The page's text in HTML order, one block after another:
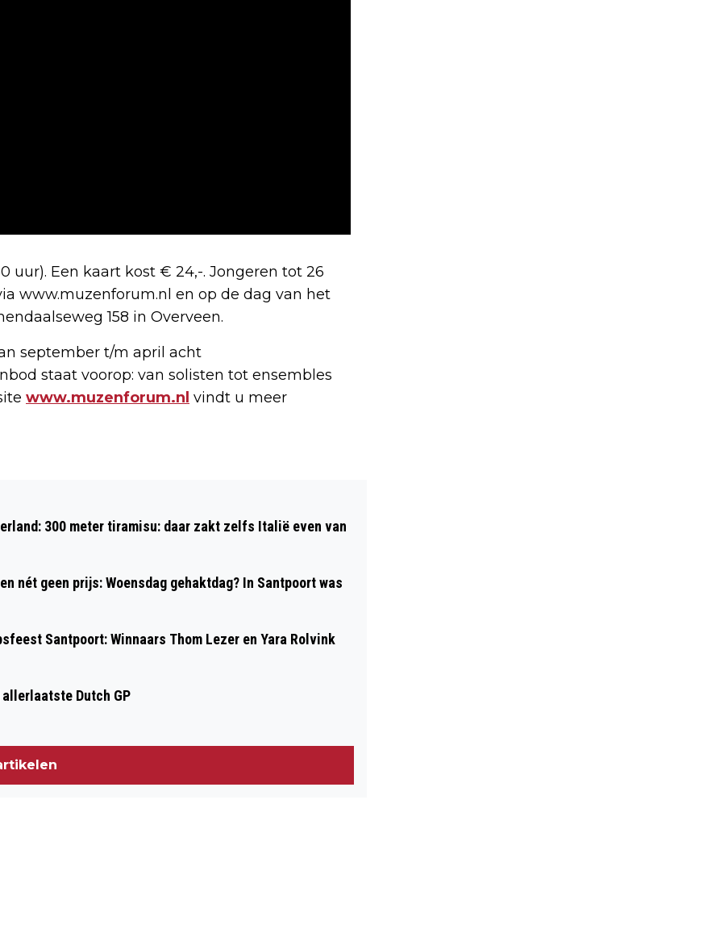
uur). Een kaart kost € 24,-. Jongeren tot 26
www.muzenforum.nl en op de dag van het
158 in Overveen.
september t/m april acht
staat voorop: van solisten tot ensembles
www.muzenforum.nl vindt u meer
VRIJWILLIGERSMARKT OP ZATERDAG
300 meter tiramisu: daar zakt zelfs Italië even van
nét geen prijs: Woensdag gehaktdag? In Santpoort was
Santpoort: Winnaars Thom Lezer en Yara Rolvink
Dutch GP